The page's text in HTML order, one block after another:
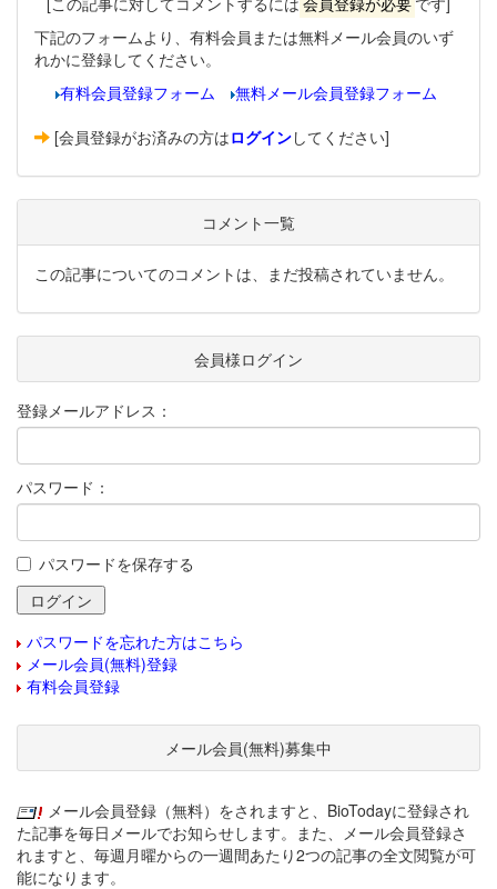
下記のフォームより、有料会員または無料メール会員のいず
れかに登録してください。
有料会員登録フォーム
無料メール会員登録フォーム
[会員登録がお済みの方はログインしてください]
コメント一覧
この記事についてのコメントは、まだ投稿されていません。
会員様ログイン
登録メールアドレス：
パスワード：
パスワードを保存する
パスワードを忘れた方はこちら
メール会員(無料)登録
有料会員登録
メール会員(無料)募集中
メール会員登録（無料）をされますと、BioTodayに登録され
た記事を毎日メールでお知らせします。また、メール会員登録さ
れますと、毎週月曜からの一週間あたり2つの記事の全文閲覧が可
能になります。